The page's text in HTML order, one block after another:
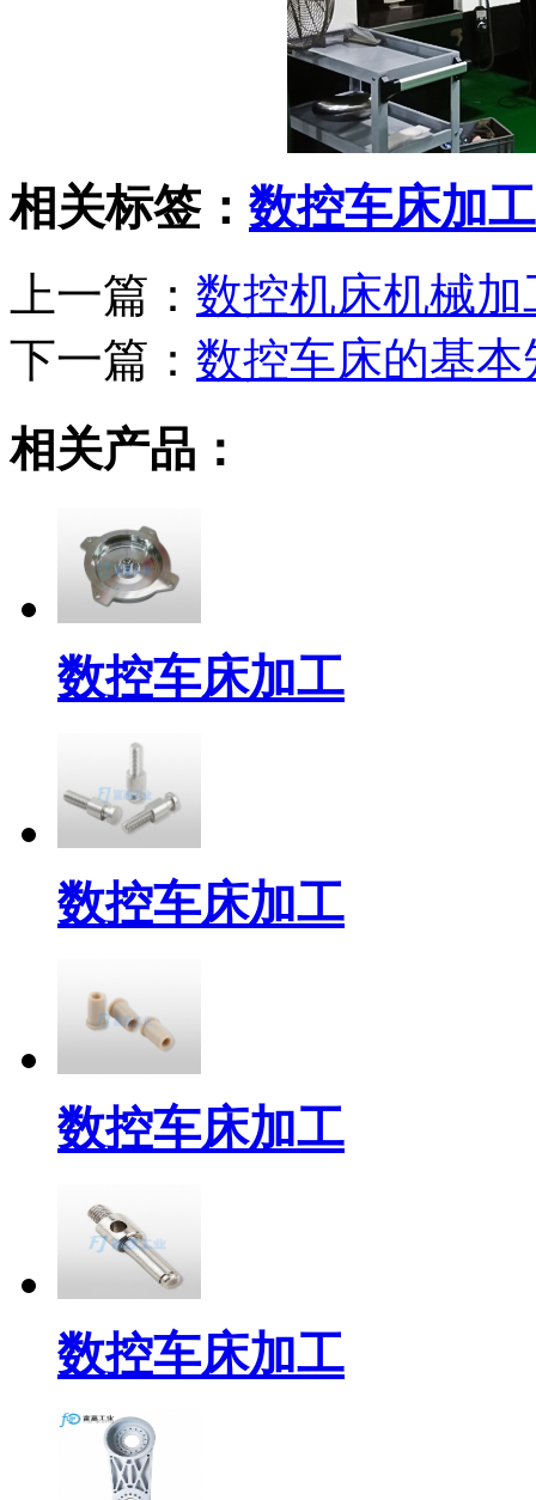
相关标签： 数控车床加工
上一篇： 数控机床机械
下一篇： 数控车床的基本
相关产品：
数控车床加工
数控车床加工
数控车床加工
数控车床加工